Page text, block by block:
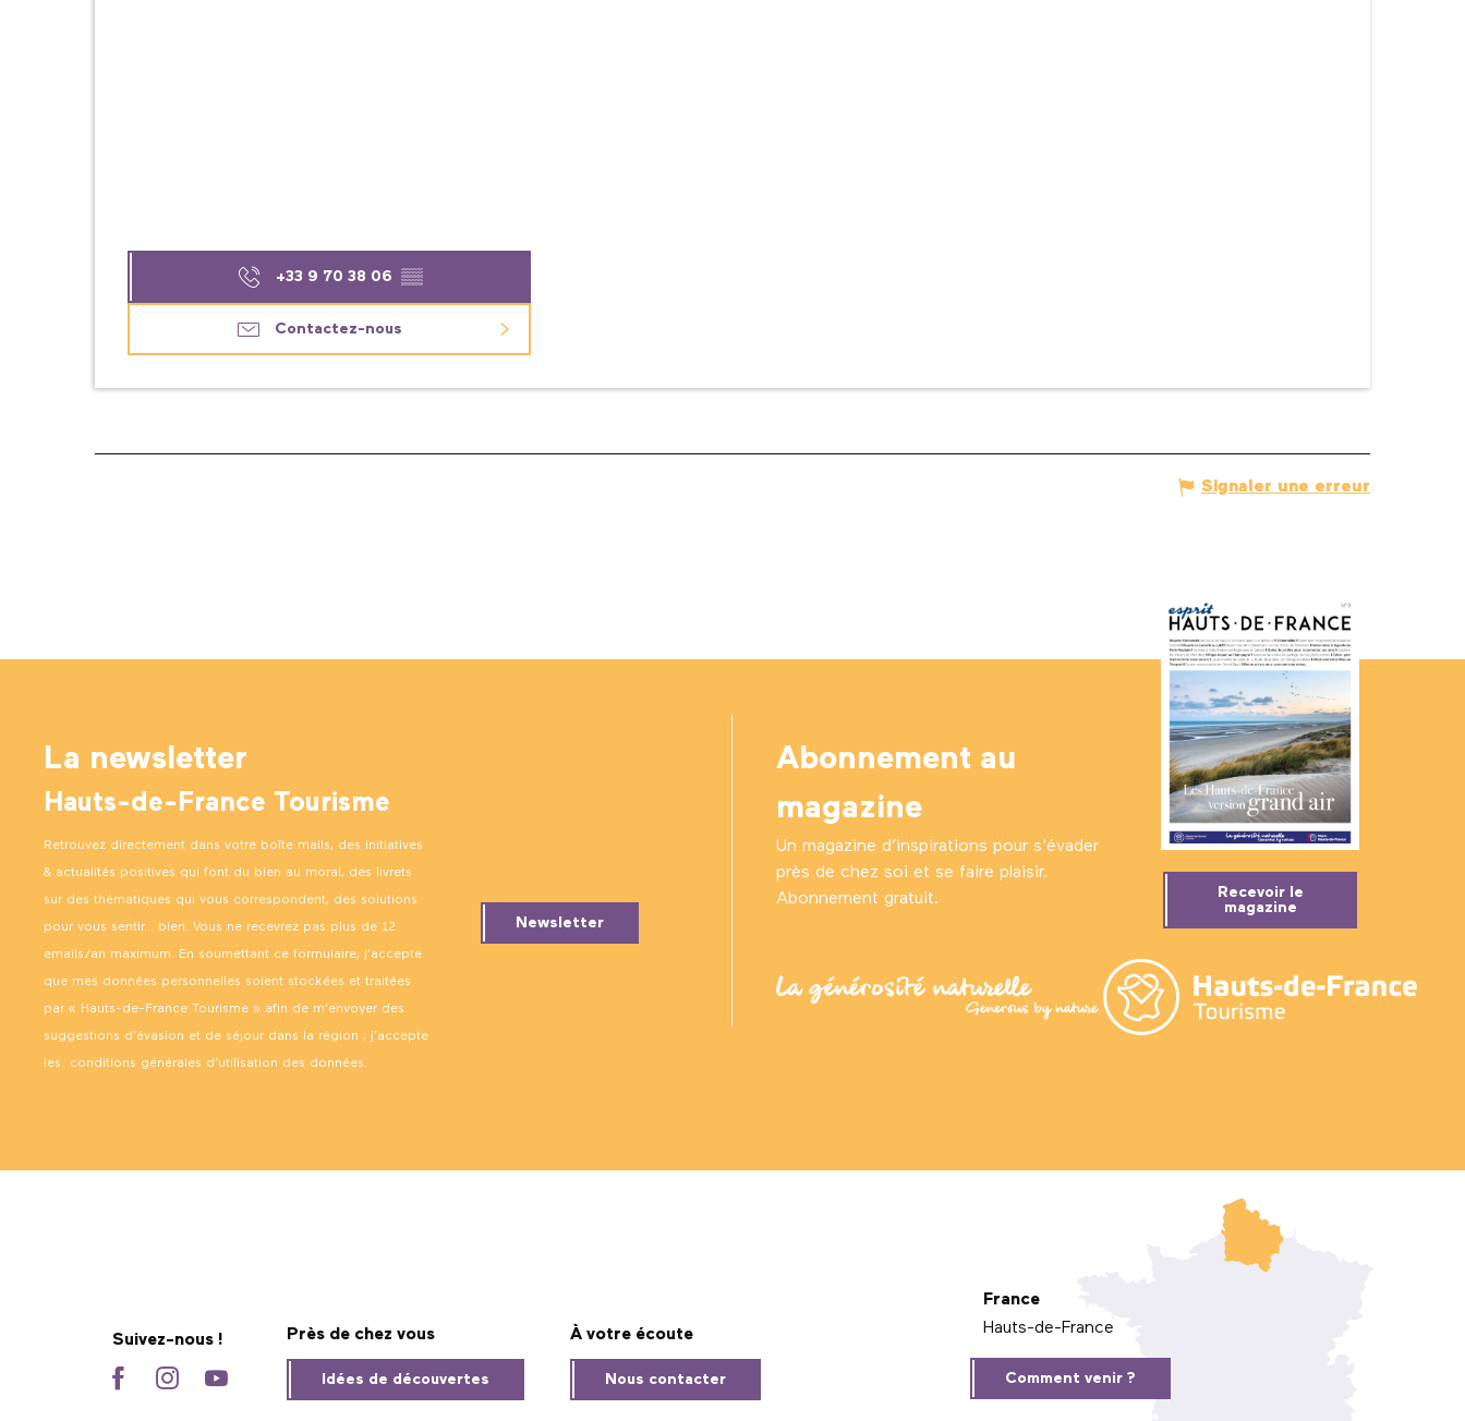
+33 9 70 38 06 ▒▒
Contactez-nous
Signaler une erreur
La newsletter
Hauts-de-France Tourisme
Retrouvez directement dans votre boîte mails, des initiatives
& actualités positives qui font du bien au moral, des livrets
sur des thématiques qui vous correspondent, des solutions
pour vous sentir… bien. Vous ne recevrez pas plus de 12
emails/an maximum. En soumettant ce formulaire, j’accepte
que mes données personnelles soient stockées et traitées
par « Hauts-de-France Tourisme » afin de m’envoyer des
suggestions d’évasion et de séjour dans la région ; j’accepte
les conditions générales d’utilisation des données.
Newsletter
Abonnement au
magazine
Un magazine d’inspirations pour s'évader
près de chez soi et se faire plaisir.
Abonnement gratuit.
Recevoir le
magazine
Suivez-nous ! Près de chez vous
Idées de découvertes
À votre écoute
Nous contacter
France
Hauts-de-France
Comment venir ?